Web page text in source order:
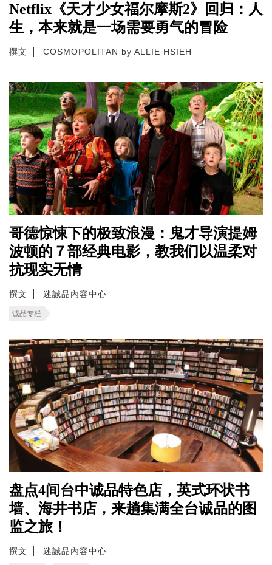
Netflix《天才少女福尔摩斯2》回归：人
生，本来就是一场需要勇气的冒险
撰文 COSMOPOLITAN by ALLIE HSIEH
哥德惊悚下的极致浪漫：鬼才导演提姆
波顿的７部经典电影，教我们以温柔对
抗现实无情
撰文 迷誠品內容中心
诚品专栏
盘点4间台中诚品特色店，英式环状书
墙、海井书店，来趟集满全台诚品的图
监之旅！
撰文 迷誠品內容中心